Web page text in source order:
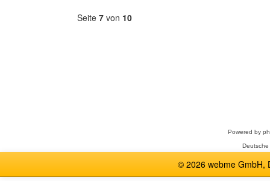
Seite 7 von 10
Powered by
© 2026 webme GmbH,